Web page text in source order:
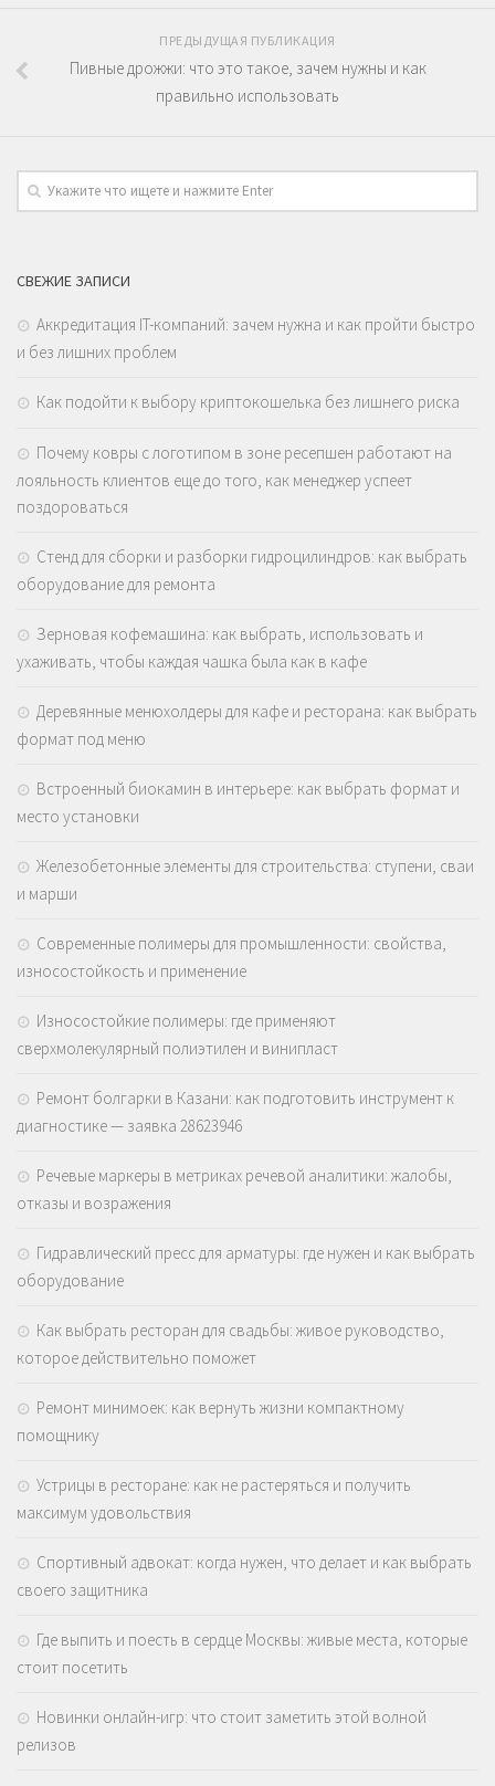
ПРЕДЫДУЩАЯ ПУБЛИКАЦИЯ
Пивные дрожжи: что это такое, зачем нужны и как
правильно использовать
СВЕЖИЕ ЗАПИСИ
Аккредитация IT-компаний: зачем нужна и как пройти быстро
и без лишних проблем
Как подойти к выбору криптокошелька без лишнего риска
Почему ковры с логотипом в зоне ресепшен работают на
лояльность клиентов еще до того, как менеджер успеет
поздороваться
Стенд для сборки и разборки гидроцилиндров: как выбрать
оборудование для ремонта
Зерновая кофемашина: как выбрать, использовать и
ухаживать, чтобы каждая чашка была как в кафе
Деревянные менюхолдеры для кафе и ресторана: как выбрать
формат под меню
Встроенный биокамин в интерьере: как выбрать формат и
место установки
Железобетонные элементы для строительства: ступени, сваи
и марши
Современные полимеры для промышленности: свойства,
износостойкость и применение
Износостойкие полимеры: где применяют
сверхмолекулярный полиэтилен и винипласт
Ремонт болгарки в Казани: как подготовить инструмент к
диагностике — заявка 28623946
Речевые маркеры в метриках речевой аналитики: жалобы,
отказы и возражения
Гидравлический пресс для арматуры: где нужен и как выбрать
оборудование
Как выбрать ресторан для свадьбы: живое руководство,
которое действительно поможет
Ремонт минимоек: как вернуть жизни компактному
помощнику
Устрицы в ресторане: как не растеряться и получить
максимум удовольствия
Спортивный адвокат: когда нужен, что делает и как выбрать
своего защитника
Где выпить и поесть в сердце Москвы: живые места, которые
стоит посетить
Новинки онлайн-игр: что стоит заметить этой волной
релизов